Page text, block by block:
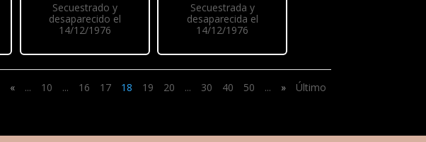
Secuestrado y
desaparecido el
14/12/1976
Secuestrada y
desaparecida el
14/12/1976
« ... 10 ... 16 17 18 19 20 ... 30 40 50 ... » Último